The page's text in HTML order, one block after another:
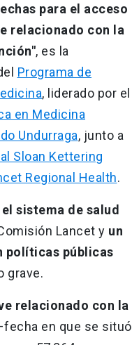
para el acceso
relacionado con la
, es la
Programa de
, liderado por el
en Medicina
Undurraga, junto a
Sloan Kettering
Regional Health.
sistema de salud
Lancet y un
políticas públicas
grave.
relacionado con la
en que se situó